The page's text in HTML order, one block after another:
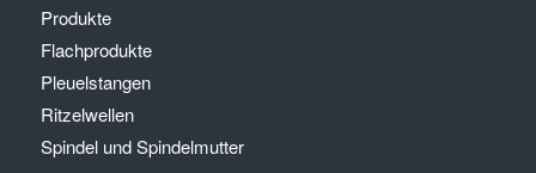
Produkte
Flachprodukte
Pleuelstangen
Ritzelwellen
Spindel und Spindelmutter